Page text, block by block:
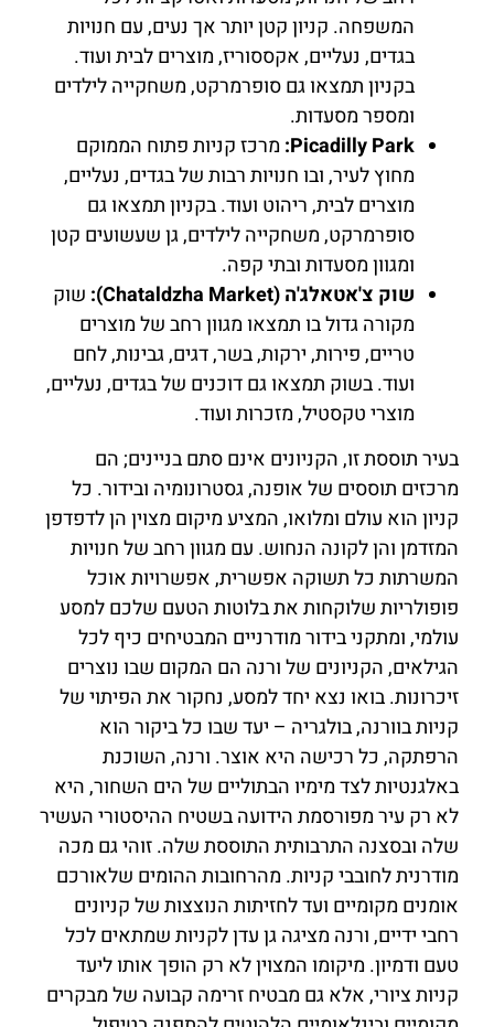
המשפחה. קניון קטן יותר אך נעים, עם חנויות
בגדים, נעליים, אקססוריז, מוצרים לבית ועוד.
בקניון תמצאו גם סופרמרקט, משחקייה לילדים
ומספר מסעדות.
Picadilly Park: מרכז קניות פתוח הממוקם
מחוץ לעיר, ובו חנויות רבות של בגדים, נעליים,
מוצרים לבית, ריהוט ועוד. בקניון תמצאו גם
סופרמרקט, משחקייה לילדים, גן שעשועים קטן
ומגוון מסעדות ובתי קפה.
שוק צ'אטאלג'ה (Chataldzha Market):
שוק
מקורה גדול בו תמצאו מגוון רחב של מוצרים
טריים, פירות, ירקות, בשר, דגים, גבינות, לחם
ועוד. בשוק תמצאו גם דוכנים של בגדים, נעליים,
מוצרי טקסטיל, מזכרות ועוד.
בעיר תוססת זו, הקניונים אינם סתם בניינים; הם
מרכזים תוססים של אופנה, גסטרונומיה ובידור. כל
קניון הוא עולם ומלואו, המציע מיקום מצוין הן לדפדפן
המזדמן והן לקונה הנחוש. עם מגוון רחב של חנויות
המשרתות כל תשוקה אפשרית, אפשרויות אוכל
פופולריות שלוקחות את בלוטות הטעם שלכם למסע
עולמי, ומתקני בידור מודרניים המבטיחים כיף לכל
הגילאים, הקניונים של ורנה הם המקום שבו נוצרים
זיכרונות. בואו נצא יחד למסע, נחקור את הפיתוי של
קניות בוורנה, בולגריה – יעד שבו כל ביקור הוא
הרפתקה, כל רכישה היא אוצר. ורנה, השוכנת
באלגנטיות לצד מימיו הבתוליים של הים השחור, היא
לא רק עיר מפורסמת הידועה בשטיח ההיסטורי העשיר
שלה ובסצנה התרבותית התוססת שלה. זוהי גם מכה
מודרנית לחובבי קניות. מהרחובות ההומים שלאורכם
אומנים מקומיים ועד לחזיתות הנוצצות של קניונים
רחבי ידיים, ורנה מציגה גן עדן לקניות שמתאים לכל
טעם ודמיון. מיקומו המצוין לא רק הופך אותו ליעד
קניות ציורי, אלא גם מבטיח זרימה קבועה של מבקרים